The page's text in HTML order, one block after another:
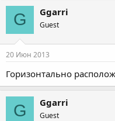
G Ggarri
Guest
20 Июн 2013
Горизонтально
G Ggarri
Guest